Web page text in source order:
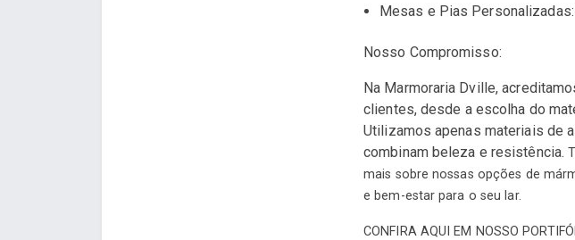
Mesas e Pias
Nosso Compromisso:
Na Marmoraria Dville,
clientes, desde a escolha do
Utilizamos apenas materiais de
combinam beleza e resistência.
mais sobre nossas opções de
e bem-estar para o seu lar.
CONFIRA AQUI EM NOSSO